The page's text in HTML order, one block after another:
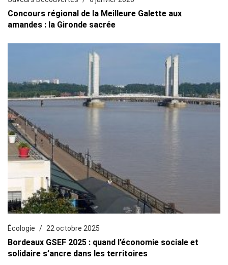
Concours régional de la Meilleure Galette aux
amandes : la Gironde sacrée
Écologie 22 octobre 2025
Bordeaux GSEF 2025 : quand l’économie sociale et
solidaire s’ancre dans les territoires